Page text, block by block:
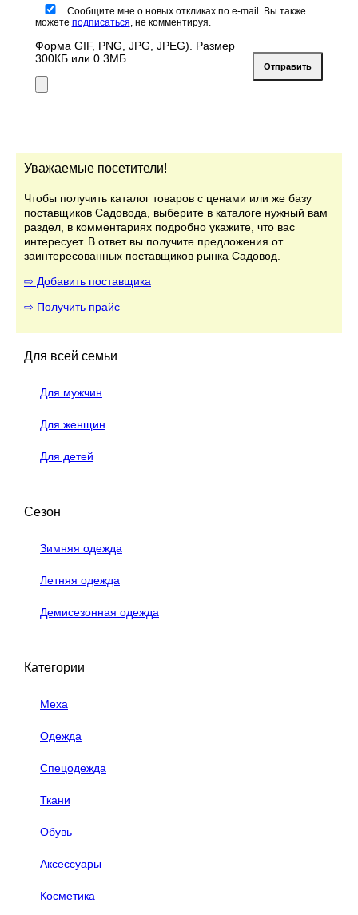
Сообщите мне о новых откликах по e-mail. Вы также
можете подписаться, не комментируя.
Форма GIF, PNG, JPG, JPEG). Размер
300КБ или 0.3МБ.
Уважаемые посетители!
Чтобы получить каталог товаров с ценами или же базу
поставщиков Садовода, выберите в каталоге нужный вам
раздел, в комментариях подробно укажите, что вас
интересует. В ответ вы получите предложения от
заинтересованных поставщиков рынка Садовод.
⇨ Добавить поставщика
⇨ Получить прайс
Для всей семьи
Для мужчин
Для женщин
Для детей
Сезон
Зимняя одежда
Летняя одежда
Демисезонная одежда
Категории
Меха
Одежда
Спецодежда
Ткани
Обувь
Аксессуары
Косметика